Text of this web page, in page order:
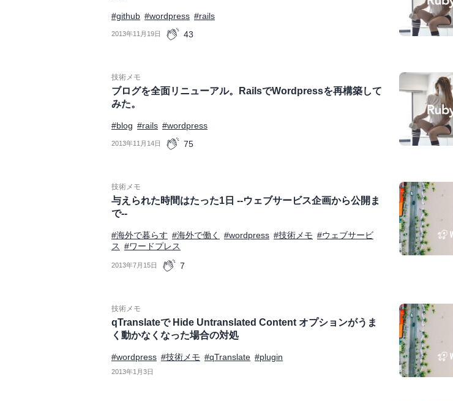
#github #wordpress #rails
2013年11月19日 43
技術メモ
ブログを全面リニューアル。RailsでWordpressを再構築して
みた。
#blog #rails #wordpress
2013年11月14日 75
技術メモ
与えられた時間はたった1日 --ウェブサービス企画から公開ま
で--
#海外で暮らす #海外で働く #wordpress #技術メモ #ウェブサービ
ス #ワードプレス
2013年7月15日 7
技術メモ
qTranslateで Hide Untranslated Content オプションがうま
く動かなくなった場合の対処
#wordpress #技術メモ #qTranslate #plugin
2013年1月3日